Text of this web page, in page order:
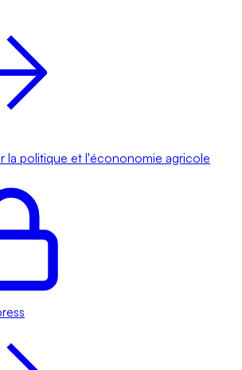
la politique et l'écononomie agricole